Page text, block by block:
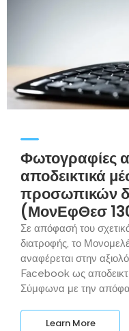
Φωτογραφίες
αποδεικτικά
προσωπικών
(ΜονΕφΘεσ
Σε απόφασή του
διατροφής, το
αναφέρεται στην
Facebook ως
Σύμφωνα με την
Learn More